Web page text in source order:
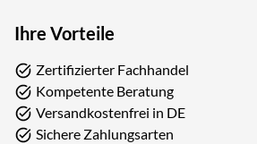
Ihre Vorteile
Zertifizierter Fachhandel
Kompetente Beratung
Versandkostenfrei in DE
Sichere Zahlungsarten